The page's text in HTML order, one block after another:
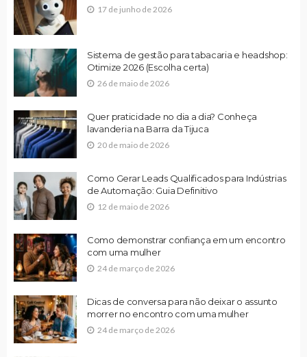
17 de junho de 2026
Sistema de gestão para tabacaria e headshop:
Otimize 2026 (Escolha certa)
26 de maio de 2026
Quer praticidade no dia a dia? Conheça
lavanderia na Barra da Tijuca
20 de maio de 2026
Como Gerar Leads Qualificados para Indústrias
de Automação: Guia Definitivo
12 de maio de 2026
Como demonstrar confiança em um encontro
com uma mulher
24 de março de 2026
Dicas de conversa para não deixar o assunto
morrer no encontro com uma mulher
24 de março de 2026